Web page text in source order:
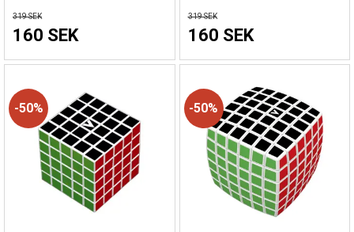
319 SEK
160 SEK
319 SEK
160 SEK
50% 50%